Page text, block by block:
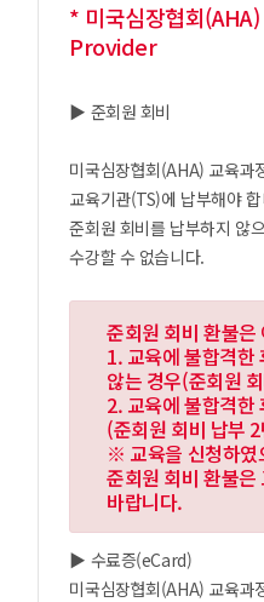
* 미국심장협회
Provider
▶ 준회원 회비
미국심장협회(AHA) 교육과
교육기관(TS)에 납부해야
준회원 회비를 납부하지 않
수강할 수 없습니다.
준회원 회비 환불
1. 교육에 불합격한
않는 경우(준회원
2. 교육에 불합격한
(준회원 회비 납부
※ 교육을 신청하였
준회원 회비 환불은
바랍니다.
▶ 수료증(eCard)
미국심장협회(AHA) 교육과